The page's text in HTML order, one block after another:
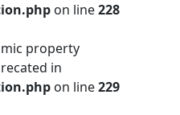
on line228
property
in
on line229